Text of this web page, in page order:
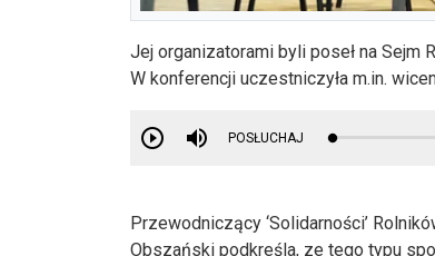
Jej organizatorami byli poseł na
W konferencji uczestniczyła m.in.
POSŁUCHAJ
Przewodniczący ‘Solidarności’
Obszański podkreśla, ze tego typu